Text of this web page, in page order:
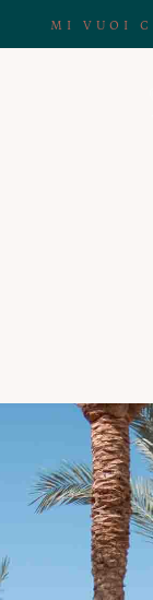
MI VUOI